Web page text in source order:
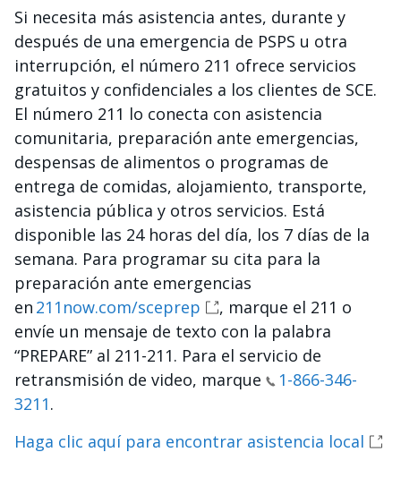
Si necesita más asistencia antes, durante y
después de una emergencia de PSPS u otra
interrupción, el número 211 ofrece servicios
gratuitos y confidenciales a los clientes de SCE.
El número 211 lo conecta con asistencia
comunitaria, preparación ante emergencias,
despensas de alimentos o programas de
entrega de comidas, alojamiento, transporte,
asistencia pública y otros servicios. Está
disponible las 24 horas del día, los 7 días de la
semana. Para programar su cita para la
preparación ante emergencias
en 211now.com/sceprep
, marque el 211 o
envíe un mensaje de texto con la palabra
“PREPARE” al 211-211. Para el servicio de
retransmisión de video, marque
1-866-346-
3211.
Haga clic aquí para encontrar asistencia local